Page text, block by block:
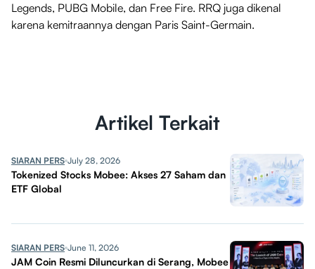
Legends, PUBG Mobile, dan Free Fire. RRQ juga dikenal
karena kemitraannya dengan Paris Saint-Germain.
Artikel Terkait
SIARAN PERS July 28, 2026
Tokenized Stocks Mobee: Akses 27 Saham dan
ETF Global
SIARAN PERS June 11, 2026
JAM Coin Resmi Diluncurkan di Serang, Mobee